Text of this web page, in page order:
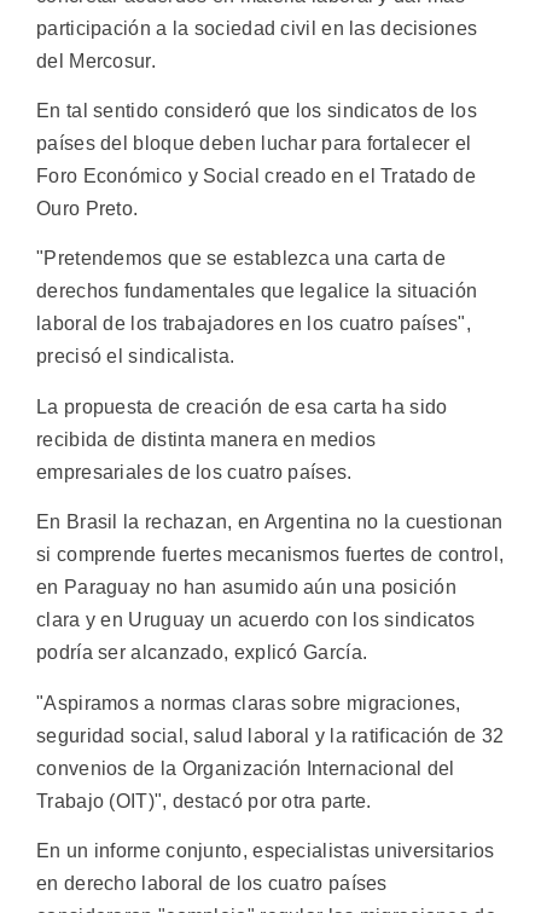
participación a la sociedad civil en las decisiones
del Mercosur.
En tal sentido consideró que los sindicatos de los
países del bloque deben luchar para fortalecer el
Foro Económico y Social creado en el Tratado de
Ouro Preto.
"Pretendemos que se establezca una carta de
derechos fundamentales que legalice la situación
laboral de los trabajadores en los cuatro países",
precisó el sindicalista.
La propuesta de creación de esa carta ha sido
recibida de distinta manera en medios
empresariales de los cuatro países.
En Brasil la rechazan, en Argentina no la cuestionan
si comprende fuertes mecanismos fuertes de control,
en Paraguay no han asumido aún una posición
clara y en Uruguay un acuerdo con los sindicatos
podría ser alcanzado, explicó García.
"Aspiramos a normas claras sobre migraciones,
seguridad social, salud laboral y la ratificación de 32
convenios de la Organización Internacional del
Trabajo (OIT)", destacó por otra parte.
En un informe conjunto, especialistas universitarios
en derecho laboral de los cuatro países